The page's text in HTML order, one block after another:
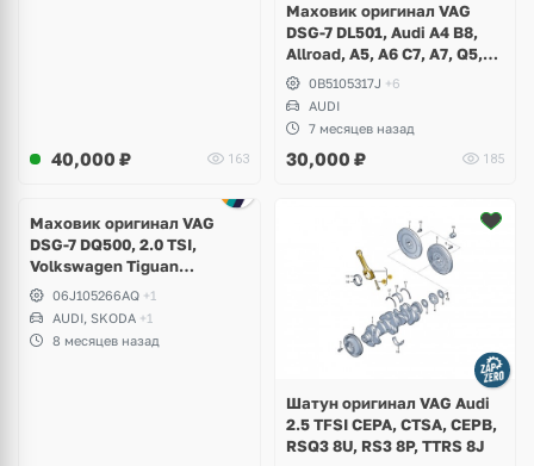
40,000 ₽ 163
Маховик оригинал VAG
DSG-7 DL501, Audi A4 B8,
Allroad, A5, A6 C7, A7, Q5,
2.0, 2.8 CHVA, CNYA, 3.2
CALB
0B5105317J +6
AUDI
7 месяцев назад
30,000 ₽ 185
Маховик оригинал VAG
DSG-7 DQ500, 2.0 TSI,
Volkswagen Tiguan
Allspace, Passat B8 Alltrack,
Skoda Kodiaq vRS, Audi Q3
06J105266AQ +1
AUDI, SKODA +1
8 месяцев назад
Шатун оригинал VAG Audi
2.5 TFSI CEPA, CTSA, CEPB,
RSQ3 8U, RS3 8P, TTRS 8J